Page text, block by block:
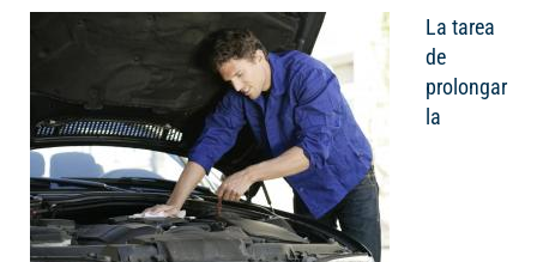
La tarea
de
prolongar
la